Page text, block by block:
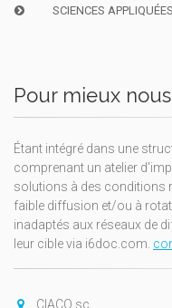
SCIENCES APPLIQUÉES
Pour mieux
Étant intégré dans une
comprenant un atelier
solutions à des conditions
faible diffusion et/ou à
inadaptés aux réseaux de
leur cible via i6doc.com.
CIACO sc